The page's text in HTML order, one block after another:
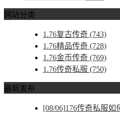
网站分类
1.76复古传奇 (743)
1.76精品传奇 (728)
1.76金币传奇 (769)
1.76传奇私服 (750)
最新发布
[08/06]176传奇私服如